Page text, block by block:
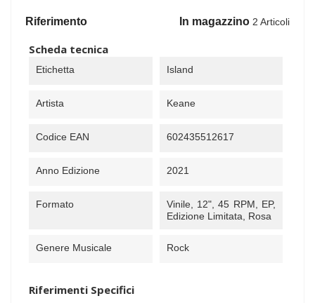
Riferimento In magazzino 2 Articoli
Scheda tecnica
Etichetta Island
Artista Keane
Codice EAN 602435512617
Anno Edizione 2021
Formato
Vinile, 12", 45 RPM, EP,
Edizione Limitata, Rosa
Genere Musicale Rock
Riferimenti Specifici